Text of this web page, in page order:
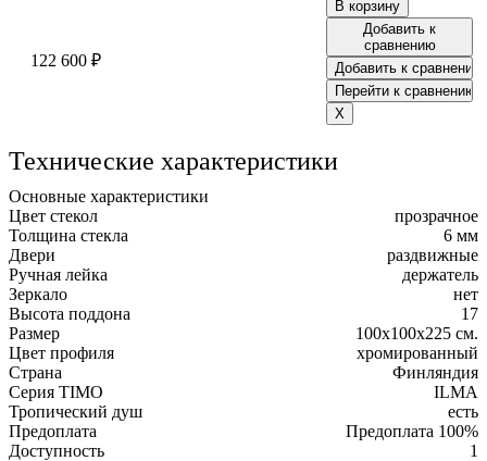
122 600 ₽
Добавить к
сравнению
Технические характеристики
Основные характеристики
Цвет стекол
прозрачное
Толщина стекла
6 мм
Двери
раздвижные
Ручная лейка
держатель
Зеркало
нет
Высота поддона
17
Размер
100x100x225 см.
Цвет профиля
хромированный
Страна
Финляндия
Серия TIMO
ILMA
Тропический душ
есть
Предоплата
Предоплата 100%
Доступность
1